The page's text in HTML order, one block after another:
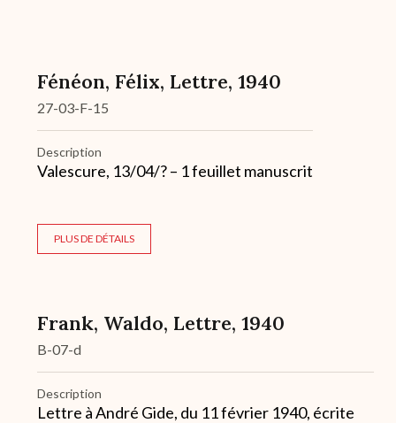
Fénéon, Félix, Lettre, 1940
27-03-F-15
Description
Valescure, 13/04/? – 1 feuillet manuscrit
PLUS DE DÉTAILS
Frank, Waldo, Lettre, 1940
B-07-d
Description
Lettre à André Gide, du 11 février 1940, écrite